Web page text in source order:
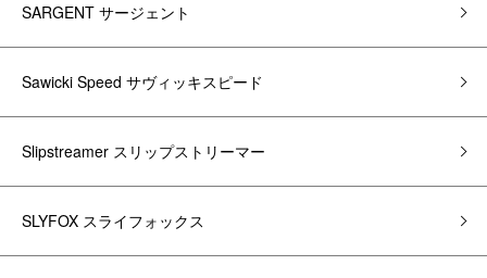
SARGENT サージェント
Sawicki Speed サヴィッキスピード
Slipstreamer スリップストリーマー
SLYFOX スライフォックス